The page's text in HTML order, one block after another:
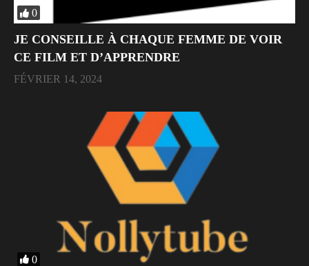
0
JE CONSEILLE À CHAQUE FEMME DE VOIR
CE FILM ET D’APPRENDRE
FÉVRIER 14, 2024
0